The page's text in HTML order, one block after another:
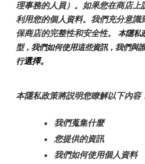
理事務的人員）。如果您在商店上
利用您的個人資料。我們充分意
保商店的完整性和安全性。
本隱私
型，我們如何使用這些資訊，我們與
行選擇。
本隱私政策將説明您瞭解以下內容
我們蒐集什麼
您提供的資訊
我們如何使用個人資料